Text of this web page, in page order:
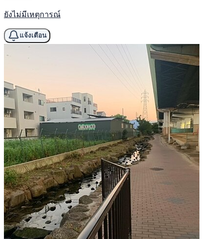
ยังไม่มีเหตุการณ์
แจ้งเตือน